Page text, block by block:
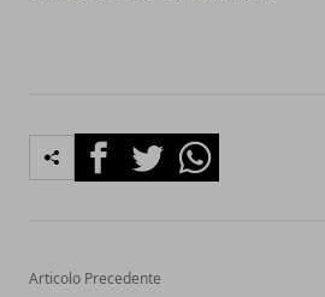
FacebookTwitterWhatsapp
Articolo Precedente